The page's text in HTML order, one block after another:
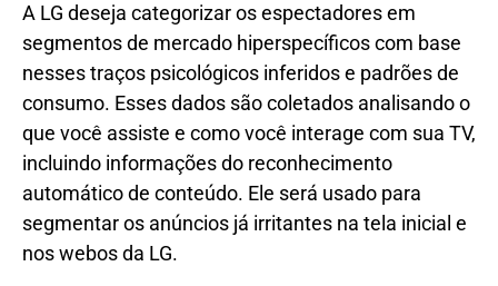
A LG deseja categorizar os espectadores em
segmentos de mercado hiperspecíficos com base
nesses traços psicológicos inferidos e padrões de
consumo. Esses dados são coletados analisando o
que você assiste e como você interage com sua TV,
incluindo informações do reconhecimento
automático de conteúdo. Ele será usado para
segmentar os anúncios já irritantes na tela inicial e
nos webos da LG.